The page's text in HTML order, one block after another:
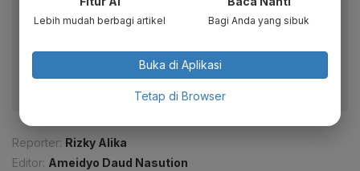
Baca artikel ini lewat aplikasi mobile.
fitur menarik lainnya lewat aplikasi mobile Katadata.
Reporter: Rizky Alika
Editor: Ameidyo Daud Nasution
Lebih mudah berbagi artikel Bagi Anda yang sibuk
Buka di Aplikasi
Tetap di Browser